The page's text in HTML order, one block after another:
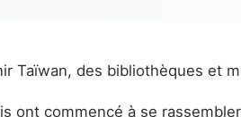
Taïwan, des bibliothèques et
ont commencé à se